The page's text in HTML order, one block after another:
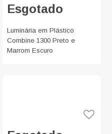
Esgotado
Luminária em Plástico
Combine 1300 Preto e
Marrom Escuro